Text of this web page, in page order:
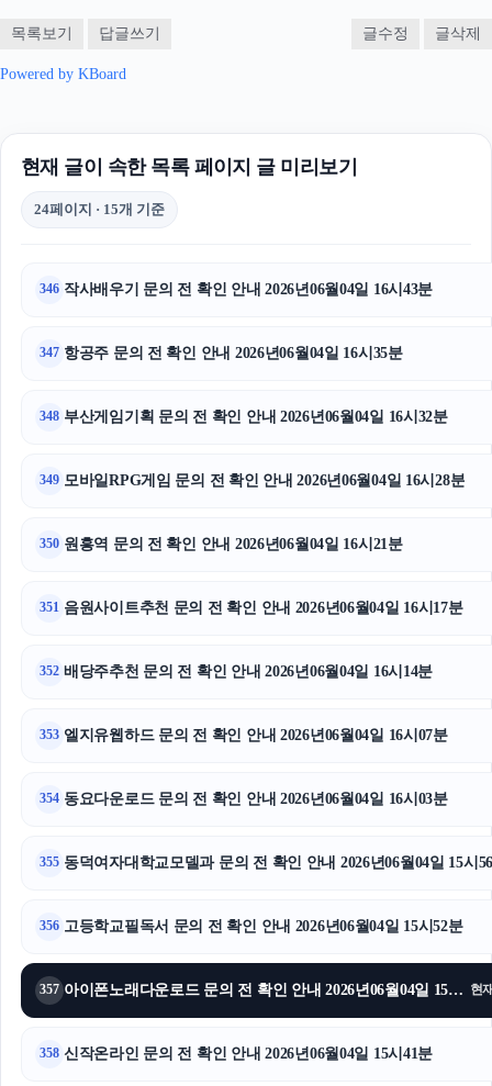
대구이혼전문변호사
휴대폰성지
마포구하수구막힘
sns마케팅
목록보기 답글쓰기 글수정 글삭제
Powered by KBoard
현재 글이 속한 목록 페이지 글 미리보기
24페이지 · 15개 기준
346 작사배우기 문의 전 확인 안내 2026년06월04일 16시43분
347 항공주 문의 전 확인 안내 2026년06월04일 16시35분
348 부산게임기획 문의 전 확인 안내 2026년06월04일 16시32분
349 모바일RPG게임 문의 전 확인 안내 2026년06월04일 16시28분
350 원흥역 문의 전 확인 안내 2026년06월04일 16시21분
351 음원사이트추천 문의 전 확인 안내 2026년06월04일 16시17분
352 배당주추천 문의 전 확인 안내 2026년06월04일 16시14분
353 엘지유웹하드 문의 전 확인 안내 2026년06월04일 16시07분
354 동요다운로드 문의 전 확인 안내 2026년06월04일 16시03분
355 동덕여자대학교모델과 문의 전 확인 안내 2026년06월04일 15시
356 고등학교필독서 문의 전 확인 안내 2026년06월04일 15시52분
357 아이폰노래다운로드 문의 전 확인 안내 2026년06월04일 15시49분 현
358 신작온라인 문의 전 확인 안내 2026년06월04일 15시41분